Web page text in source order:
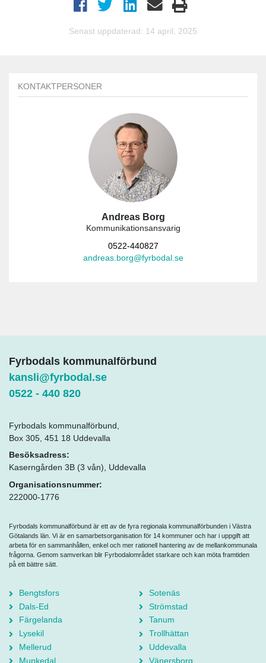
Senast uppdaterad: 14 april, 2025
KONTAKTPERSONER
Andreas Borg
Kommunikationsansvarig
0522-440827
andreas.borg@fyrbodal.se
Fyrbodals kommunalförbund
kansli@fyrbodal.se
0522 - 440 820
Fyrbodals kommunalförbund,
Box 305, 451 18 Uddevalla
Besöksadress:
Kaserngården 3B (3 vån), Uddevalla
Organisationsnummer:
222000-1776
Fyrbodals kommunalförbund är ett av de fyra regionala kommunalförbunden i Västra
Götalands län. Vi är en samarbetsorganisation för 14 kommuner och har i uppgift att
arbeta för en sammanhållen, enkel och mer rationell hantering av de mellankommunala
frågorna. Genom samverkan blir Fyrbodalområdet starkare och kan möta framtiden
på ett bättre sätt.
Bengtsfors
Dals-Ed
Färgelanda
Lysekil
Mellerud
Munkedal
Sotenäs
Strömstad
Tanum
Trollhättan
Uddevalla
Vänersborg